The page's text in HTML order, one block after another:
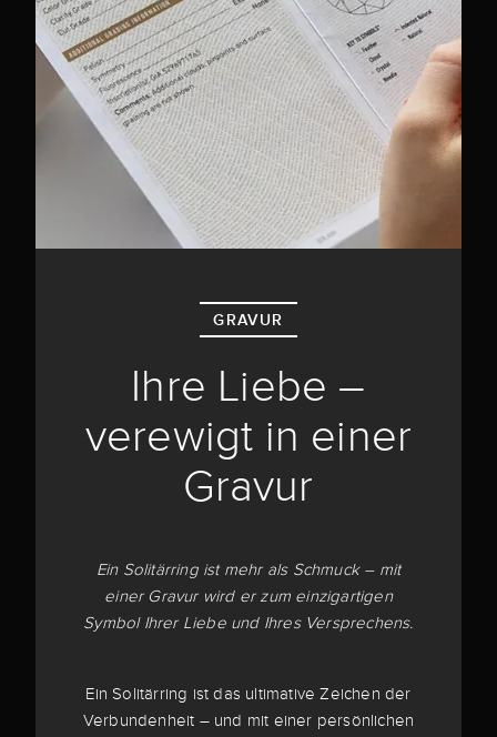
GRAVUR
Ihre Liebe –
verewigt in einer
Gravur
Ein Solitärring ist mehr als Schmuck – mit
einer Gravur wird er zum einzigartigen
Symbol Ihrer Liebe und Ihres Versprechens.
Ein Solitärring ist das ultimative Zeichen der
Verbundenheit – und mit einer persönlichen